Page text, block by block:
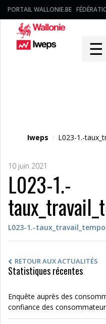
PORTAIL WALLONIE.BE
☰
Iweps / L023-1.-
10 juin 2021
L023-1.-
L023-1.-
RETOUR AUX ACTUALITÉS
Statistiques récentes
Enquête auprès des
confiance des